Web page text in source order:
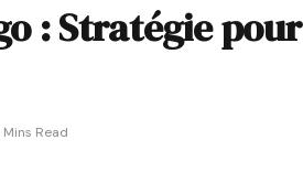
: Stratégie pour
Mins Read